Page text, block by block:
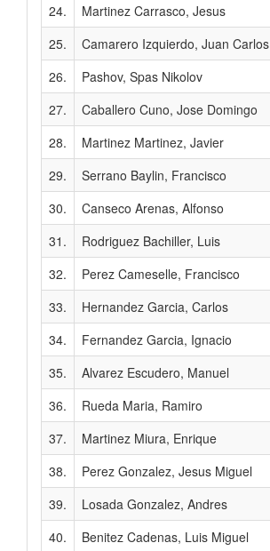
24.
Martinez Carrasco, Jesus
25.
Camarero Izquierdo, Juan Carlos
26.
Pashov, Spas Nikolov
27.
Caballero Cuno, Jose Domingo
28.
Martinez Martinez, Javier
29.
Serrano Baylin, Francisco
30.
Canseco Arenas, Alfonso
31.
Rodriguez Bachiller, Luis
32.
Perez Cameselle, Francisco
33.
Hernandez Garcia, Carlos
34.
Fernandez Garcia, Ignacio
35.
Alvarez Escudero, Manuel
36.
Rueda Maria, Ramiro
37.
Martinez Miura, Enrique
38.
Perez Gonzalez, Jesus Miguel
39.
Losada Gonzalez, Andres
40.
Benitez Cadenas, Luis Miguel